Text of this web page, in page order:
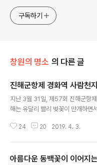
구독하기
창원의 명소 의 다른 글
진해군항제 경
지난 3월 31일, 제57회 진해군항
해는 유달리 빨리 벚꽃이 만개하면
몰려들고 있습니다. '난리 벚꽃장'이
CNN에 소개될 만큼 워낙 유명한 벚
24 20 2019. 4. 3.
아름다운 동백꽃이 이어지